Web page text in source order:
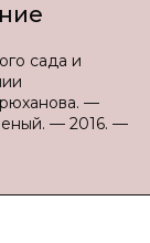
сада и
—
— 2016. —